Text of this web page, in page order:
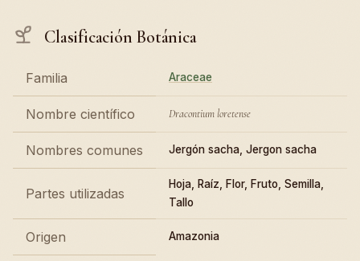
Clasificación Botánica
Familia Araceae
Nombre científico Dracontium loretense
Nombres comunes Jergón sacha, Jergon sacha
Partes utilizadas
Hoja, Raíz, Flor, Fruto, Semilla,
Tallo
Origen Amazonia